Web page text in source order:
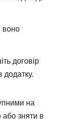
воно
договір
додатку.
на
або зняти в